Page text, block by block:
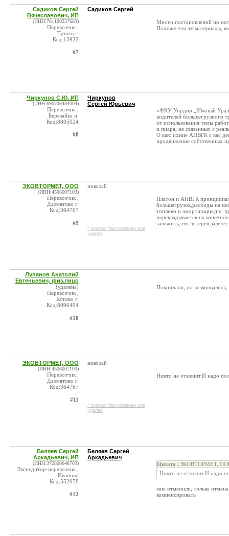
Садиков Сергей
Вячеславович, ИП
(ИНН:761100237683)
Перевозчик ,
Тутаев г.
Код:13922
#7
Садиков Сергей
Много постановлений по
Похоже что те материалы,
Чиркунов С.Ю. ИП
(ИНН:690706484004)
Перевозчик ,
Березайка п.
Код:8805024
#8
Чиркунов
Сергей Юрьевич
«ФКУ Упрдор „Южный Урал“
водителей большегрузного
от использования темы
и пиара, не связанных с
О как: ихние АПВГК с вас
продвижение собственных
ЭКОВТОРМЕТ, ООО
(ИНН:4506007103)
Перевозчик ,
Далматово г.
Код:364767
#9
николай
* контакт был изменен или
удален
Платон и АПВГК
большегрузов,расходы на
топливо и амортизация,т.е.
перекладывается на
заложить,это
Лупанов Анатолий
Евгеньевич, физ.лицо
(удалена)
Перевозчик ,
Кстово г.
Код:8096494
#10
Покричали, по
ЭКОВТОРМЕТ, ООО
(ИНН:4506007103)
Перевозчик ,
Далматово г.
Код:364767
#11
николай
* контакт был изменен или
удален
Никто не отменит.И надо
Беляев Сергей
Аркадьевич, ИП
(ИНН:372800648703)
Экспедитор-перевозчик ,
Иваново
Код:552058
#12
Беляев Сергей
Аркадьевич
Цитата (ЭКОВТОРМЕТ, ООО
Никто не отменит.И надо
мне отменили, только
компенсировать